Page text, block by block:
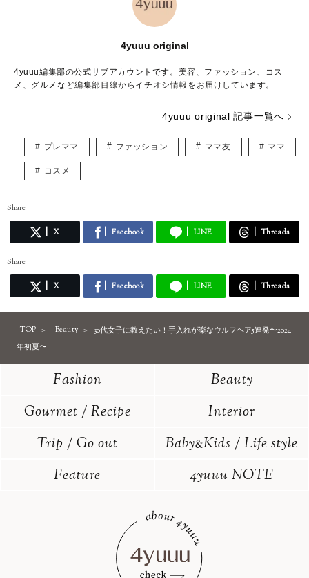
4yuuu original
4yuuu編集部の公式サブアカウントです。美容、ファッション、コス
メ、グルメなど編集部目線からイチオシ情報をお届けしています。
4yuuu original 記事一覧へ
プレママ ファッション ママ友 ママ
コスメ
Share
X Facebook LINE Threads
Share
X Facebook LINE Threads
TOP Beauty
30代女子に教えたい！手入れが楽なウルフヘア5連発〜2024
年初夏〜
Fashion
Beauty
Gourmet / Recipe
Interior
Trip / Go out
Baby&Kids / Life style
Feature
4yuuu NOTE